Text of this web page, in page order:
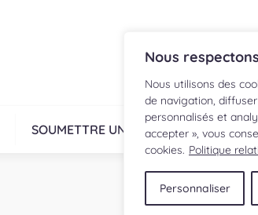
Nous
Nous utilisons des
de navigation,
personnalisés et
accepter », vous
cookies. Politique
Personnaliser
SOUMETTRE UNE RECETTE